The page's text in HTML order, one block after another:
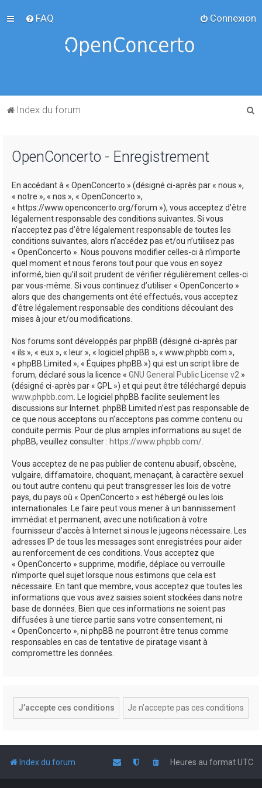
FAQ Connexion
Index du forum
OpenConcerto - Enregistrement
En accédant à « OpenConcerto » (désigné ci-après par « nous »,
« notre », « nos », « OpenConcerto »,
« https://www.openconcerto.org/forum »), vous acceptez d’être
légalement responsable des conditions suivantes. Si vous
n’acceptez pas d’être légalement responsable de toutes les
conditions suivantes, alors n’accédez pas et/ou n’utilisez pas
« OpenConcerto ». Nous pouvons modifier celles-ci à n’importe
quel moment et nous ferons tout pour que vous en soyez
informé, bien qu’il soit prudent de vérifier régulièrement celles-ci
par vous-même. Si vous continuez d’utiliser « OpenConcerto »
alors que des changements ont été effectués, vous acceptez
d’être légalement responsable des conditions découlant des
mises à jour et/ou modifications.
Nos forums sont développés par phpBB (désigné ci-après par
« ils », « eux », « leur », « logiciel phpBB », « www.phpbb.com »,
« phpBB Limited », « Équipes phpBB ») qui est un script libre de
forum, déclaré sous la licence « GNU General Public License v2 »
(désigné ci-après par « GPL ») et qui peut être téléchargé depuis
www.phpbb.com. Le logiciel phpBB facilite seulement les
discussions sur Internet. phpBB Limited n’est pas responsable de
ce que nous acceptons ou n’acceptons pas comme contenu ou
conduite permis. Pour de plus amples informations au sujet de
phpBB, veuillez consulter : https://www.phpbb.com/.
Vous acceptez de ne pas publier de contenu abusif, obscène,
vulgaire, diffamatoire, choquant, menaçant, à caractère sexuel
ou tout autre contenu qui peut transgresser les lois de votre
pays, du pays où « OpenConcerto » est hébergé ou les lois
internationales. Le faire peut vous mener à un bannissement
immédiat et permanent, avec une notification à votre
fournisseur d’accès à Internet si nous le jugeons nécessaire. Les
adresses IP de tous les messages sont enregistrées pour aider
au renforcement de ces conditions. Vous acceptez que
« OpenConcerto » supprime, modifie, déplace ou verrouille
n’importe quel sujet lorsque nous estimons que cela est
nécessaire. En tant que membre, vous acceptez que toutes les
informations que vous avez saisies soient stockées dans notre
base de données. Bien que ces informations ne soient pas
diffusées à une tierce partie sans votre consentement, ni
« OpenConcerto », ni phpBB ne pourront être tenus comme
responsables en cas de tentative de piratage visant à
compromettre les données.
Index du forum Heures au formatUTC